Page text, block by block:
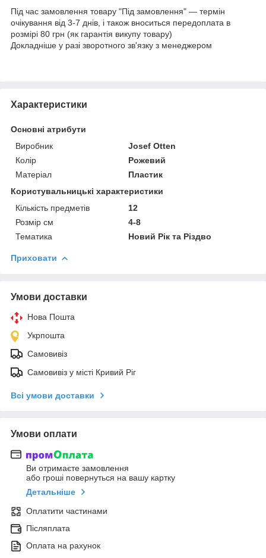
Під час замовлення товару "Під замовлення" — термін
очікування від 3-7 днів, і також вноситься передоплата в
розмірі 80 грн (як гарантія викупу товару)
Докладніше у разі зворотного зв'язку з менеджером
Характеристики
Основні атрибути
Виробник
Josef Otten
Колір
Рожевий
Матеріал
Пластик
Користувальницькі характеристики
Кількість предметів
12
Розмір см
4-8
Тематика
Новий Рік та Різдво
Приховати
Умови доставки
Нова Пошта
Укрпошта
Самовивіз
Самовивіз у місті Кривий Ріг
Всі умови доставки
Умови оплати
Ви отримаєте замовлення
або гроші повернуться на вашу картку
Детальніше
Оплатити частинами
Післяплата
Оплата на рахунок